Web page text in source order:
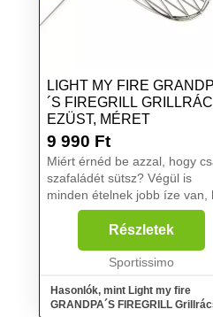
LIGHT MY FIRE
´S FIREGRILL
EZÜST, MÉRET
9 990 Ft
Miért érnéd be azzal, hogy
szafaládét sütsz? Végül is
minden ételnek jobb íze van,
természetben készül. A Light
Fire GRANDPA´S FIREGRILL
grillrács új utat mutat, hogyan
készíts igazán ízl...
Részletek
Sportissimo
Hasonlók, mint Light my fire
GRANDPA´S FIREGRILL